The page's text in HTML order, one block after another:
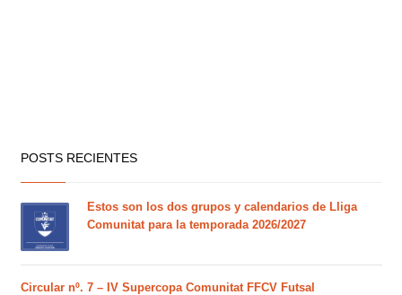
POSTS RECIENTES
Estos son los dos grupos y calendarios de Lliga
Comunitat para la temporada 2026/2027
Circular nº. 7 – IV Supercopa Comunitat FFCV Futsal